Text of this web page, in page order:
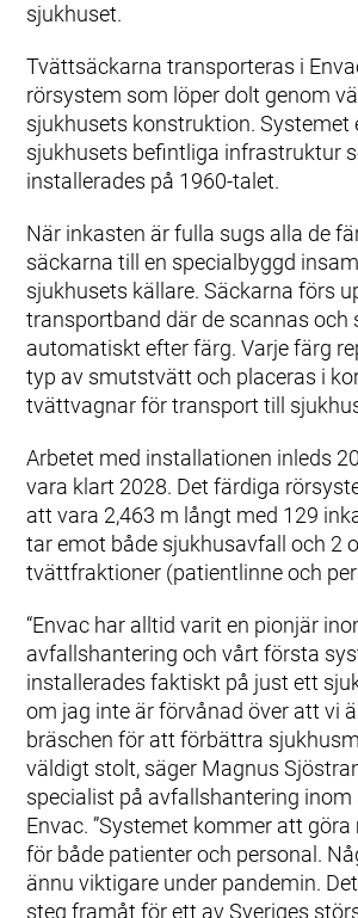
sjukhuset.
Tvättsäckarna transporteras i
rörsystem som löper dolt genom
sjukhusets konstruktion. Systemet
sjukhusets befintliga infrastruktur
installerades på 1960-talet.
När inkasten är fulla sugs alla de
säckarna till en specialbyggd
sjukhusets källare. Säckarna förs
transportband där de scannas och
automatiskt efter färg. Varje färg
typ av smutstvätt och placeras i
tvättvagnar för transport till
Arbetet med installationen inleds
vara klart 2028. Det färdiga
att vara 2,463 m långt med 129
tar emot både sjukhusavfall och 2
tvättfraktioner (patientlinne och
“Envac har alltid varit en pionjär
avfallshantering och vårt första
installerades faktiskt på just ett
om jag inte är förvånad över att vi
bräschen för att förbättra
väldigt stolt, säger Magnus
specialist på avfallshantering inom
Envac. ”Systemet kommer att
för både patienter och personal.
ännu viktigare under pandemin.
steg framåt för ett av Sveriges